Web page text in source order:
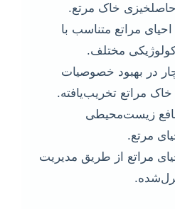
خاک مرتع.
مراتع متناسب با
مختلف.
در بهبود خصوصیات
مراتع تخریب‌یافته.
زیست‌محیطی
مرتع.
مراتع از طریق مدیریت